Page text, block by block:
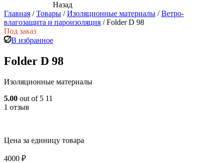
Назад
Главная /Товары /Изоляционные материалы /Ветро-
влагозащита и пароизоляция /Folder D 98
Под заказ
В избранное
Folder D 98
Изоляционные материалы
5.00 out of 5 11
1 отзыв
Цена за единицу товара
4000 ₽